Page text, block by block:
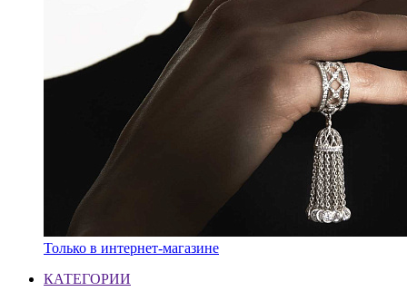
Только в интернет-магазине
КАТЕГОРИИ